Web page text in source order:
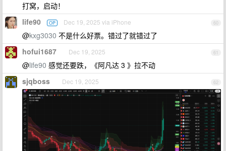
打窝，启动！
60
life90 OP Dec 19, 2025 via iPhone
@kxg3030 不是什么好票。错过了就错过了
61
hofui1687 Dec 19, 2025
@life90 感觉还要跌，《阿凡达 3 》拉不动
62
sjqboss Dec 19, 2025